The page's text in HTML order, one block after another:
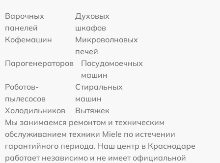
Варочных
панелей
Духовых
шкафов
Кофемашин
Микроволновых
печей
Парогенераторов
Посудомоечных
машин
Роботов-
пылесосов
Стиральных
машин
Холодильников
Вытяжек
Мы занимаемся ремонтом и техническим
обслуживанием техники Miele по истечении
гарантийного периода. Наш центр в Краснодаре
работает независимо и не имеет официальной